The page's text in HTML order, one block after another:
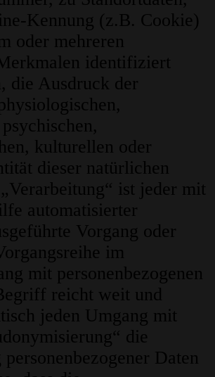
Kennung (z.B. Cookie)
oder mehreren
identifiziert
die Ausdruck der
kulturellen oder
dieser natürlichen
ist jeder mit
automatisierter
Vorgang oder
im
mit personenbezogenen
reicht weit und
jeden Umgang mit
die
Daten